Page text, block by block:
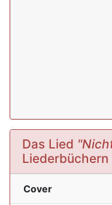
Das Lied
Cover